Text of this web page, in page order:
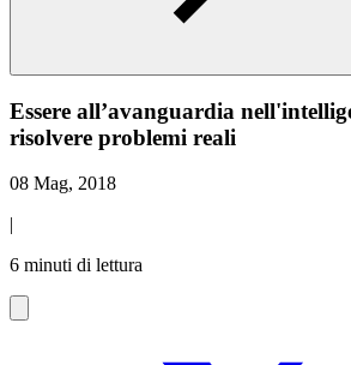
Essere all’avanguardia
risolvere problemi reali
08 Mag, 2018
|
6 minuti di lettura